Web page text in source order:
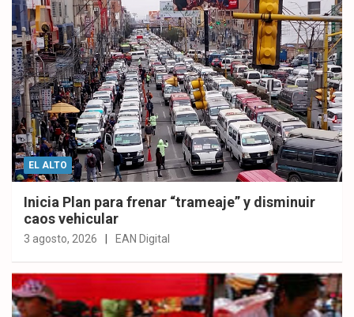
EL ALTO
Inicia Plan para frenar “trameaje” y disminuir
caos vehicular
3 agosto, 2026 EAN Digital